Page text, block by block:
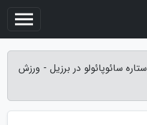
معرفی برترین هتل های 5 ستاره سائوپائولو در برزیل - ورزش